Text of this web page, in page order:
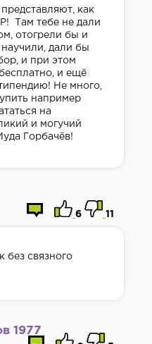
как
Там тебе не дали
отогрели бы и
дали бы
и при этом
и ещё
Не много,
например
на
и могучий
Горбачёв!
6 11
без связного
1977